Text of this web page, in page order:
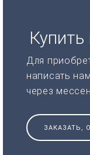
Для
написать
через
ЗАКАЗАТЬ,